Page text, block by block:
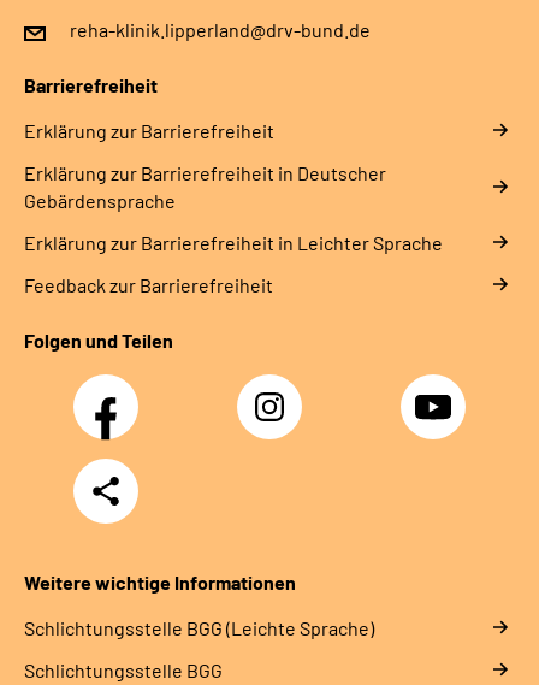
reha-klinik.lipperland@drv-bund.de
Barrierefreiheit
Erklärung zur Barrierefreiheit
Erklärung zur Barrierefreiheit in Deutscher
Gebärdensprache
Erklärung zur Barrierefreiheit in Leichter Sprache
Feedback zur Barrierefreiheit
Folgen und Teilen
Facebook Instagram YouTube
Teilen
Weitere wichtige Informationen
Schlich­tungs­stel­le BGG (Leichte Sprache)
Schlich­tungs­stel­le BGG